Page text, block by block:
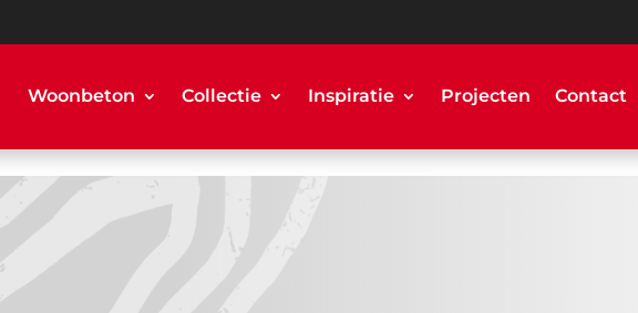
Woonbeton Collectie Inspiratie Projecten Contact